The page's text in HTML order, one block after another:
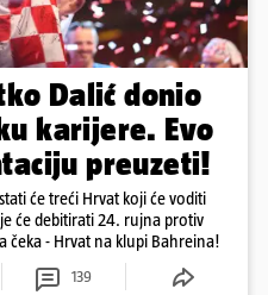
Dalić donio
karijere. Evo
preuzeti!
će treći Hrvat koji će voditi
će debitirati 24. rujna protiv
čeka - Hrvat na klupi Bahreina!
139